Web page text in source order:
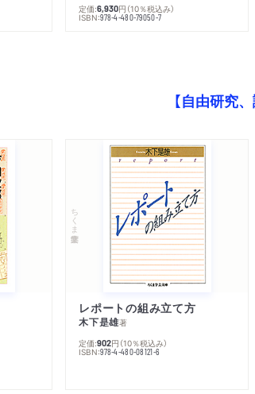
定価:6,930円 （10％税込み）
ISBN:978-4-480-79050-7
【自由研究
ちくま学芸文庫
レポートの組み立て方
木下是雄著
定価:902円 （10％税込み）
ISBN:978-4-480-08121-6